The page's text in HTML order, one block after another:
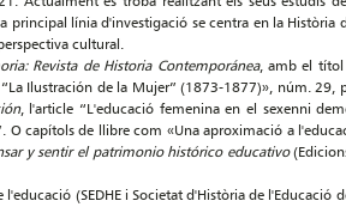
principal línia d'investigació se centra en la Història
cultural.
Revista de Historia Contemporánea, amb el títol
Ilustración de la Mujer” (1873-1877)», núm. 29,
, l'article “L'educació femenina en el sexenni
capítols de llibre com «Una aproximació a
y sentir el patrimonio histórico educativo
(SEDHE i Societat d'Història de l'Educació